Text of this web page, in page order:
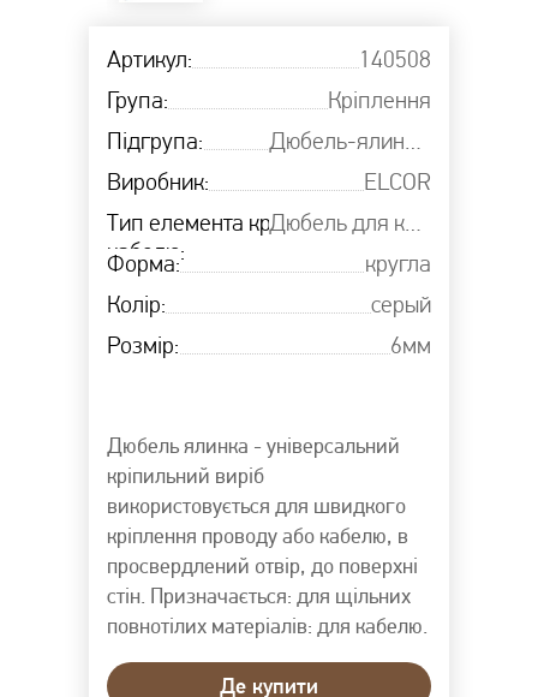
Артикул:
140508
Група:
Кріплення
Підгрупа:
Дюбель-ялинка кругла ELCOR
Виробник:
ЕLCOR
Тип елемента кріплення
кабелю:
Дюбель для круглого кабелю
Форма:
кругла
Колір:
серый
Розмір:
6мм
Дюбель ялинка - універсальний
кріпильний виріб
використовується для швидкого
кріплення проводу або кабелю, в
просвердлений отвір, до поверхні
стін. Призначається: для щільних
повнотілих матеріалів: для кабелю.
Де купити